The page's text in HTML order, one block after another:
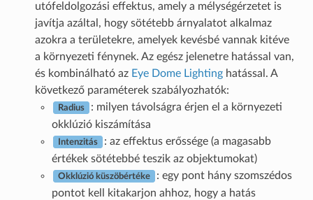
utófeldolgozási effektus, amely a mélységérzetet is
javítja azáltal, hogy sötétebb árnyalatot alkalmaz
azokra a területekre, amelyek kevésbé vannak kitéve
a környezeti fénynek. Az egész jelenetre hatással van,
és kombinálható az Eye Dome Lightinghatással. A
következő paraméterek szabályozhatók:
Radius
: milyen távolságra érjen el a környezeti
okklúzió kiszámítása
Intenzitás
: az effektus erőssége (a magasabb
értékek sötétebbé teszik az objektumokat)
Okklúzió küszöbértéke
: egy pont hány szomszédos
pontot kell kitakarjon ahhoz, hogy a hatás